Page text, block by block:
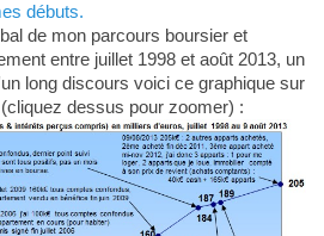
débuts.
de mon parcours boursier et
entre juillet 1998 et août 2013, un
long discours voici ce graphique sur
dessus pour zoomer) :